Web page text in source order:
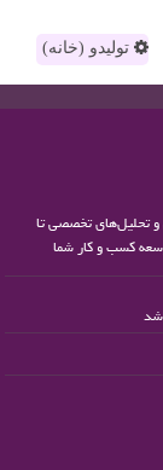
تولیدو (خانه)
و تحلیل‌های تخصصی تا
کسب و کار شما